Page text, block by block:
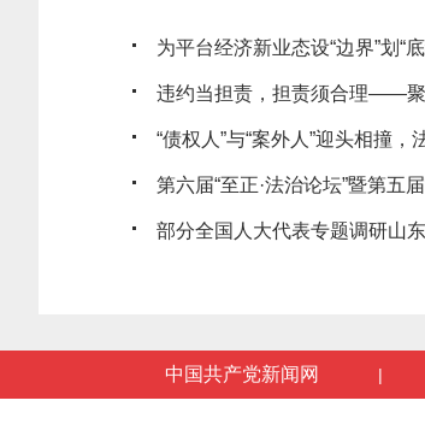
为平台经济新业态设“边界”划
违约当担责，担责须合理——
“债权人”与“案外人”迎头相撞
第六届“至正·法治论坛”暨第五
部分全国人大代表专题调研山
中国共产党新闻网 |